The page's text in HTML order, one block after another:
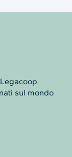
sul mondo